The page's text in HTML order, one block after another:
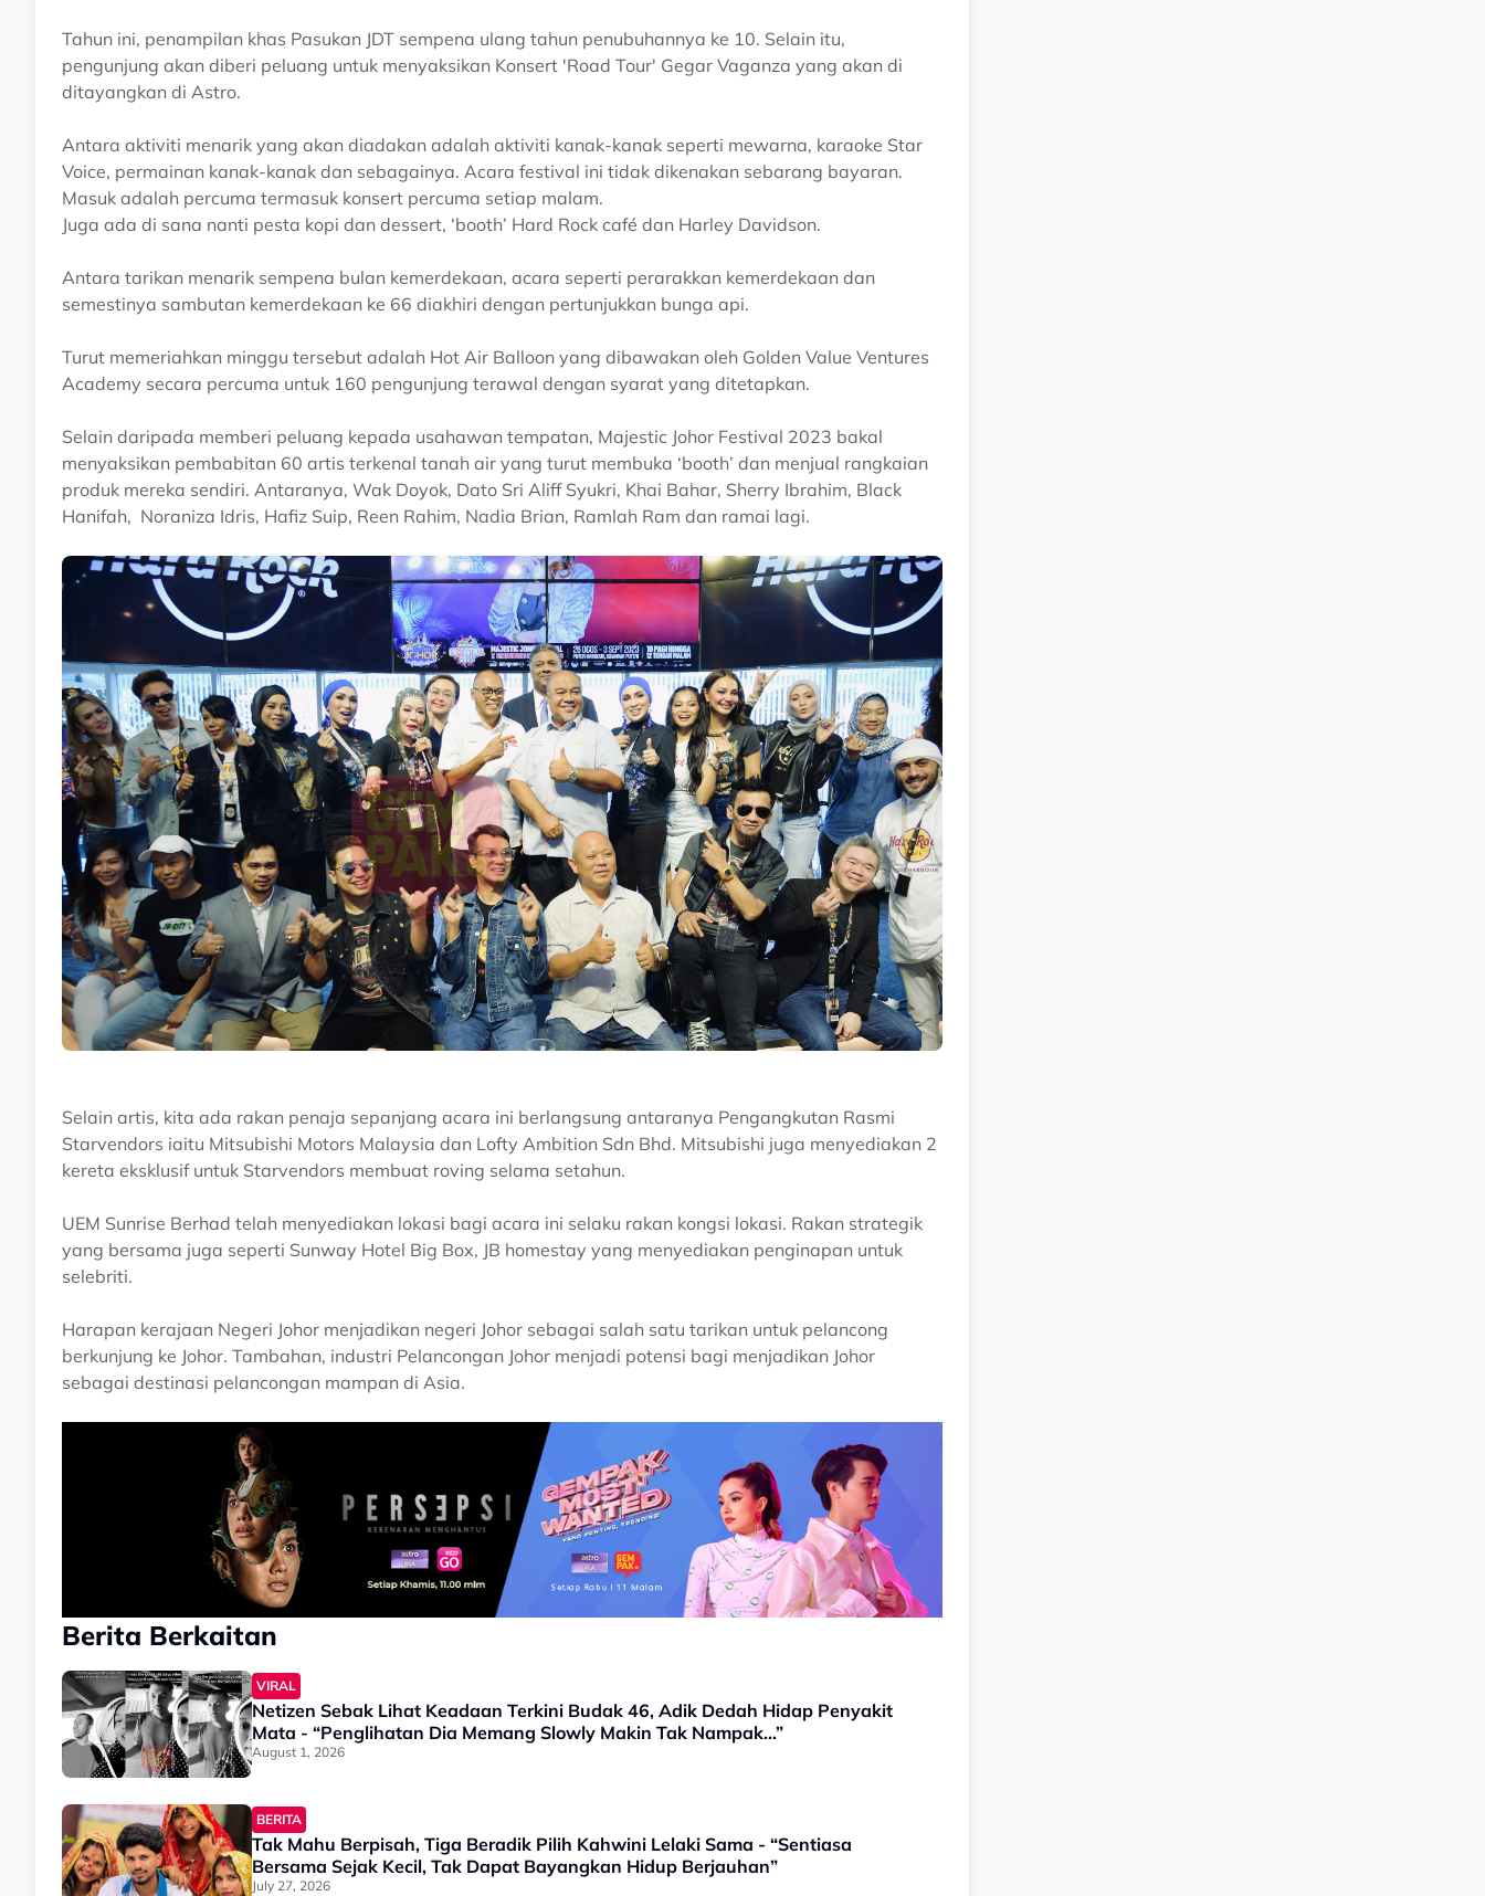
Tahun ini, penampilan khas Pasukan JDT sempena ulang tahun penubuhannya ke 10. Selain itu,
pengunjung akan diberi peluang untuk menyaksikan Konsert 'Road Tour' Gegar Vaganza yang akan di
ditayangkan di Astro.
Antara aktiviti menarik yang akan diadakan adalah aktiviti kanak-kanak seperti mewarna, karaoke Star
Voice, permainan kanak-kanak dan sebagainya. Acara festival ini tidak dikenakan sebarang bayaran.
Masuk adalah percuma termasuk konsert percuma setiap malam.
Juga ada di sana nanti pesta kopi dan dessert, ‘booth’ Hard Rock café dan Harley Davidson.
Antara tarikan menarik sempena bulan kemerdekaan, acara seperti perarakkan kemerdekaan dan
semestinya sambutan kemerdekaan ke 66 diakhiri dengan pertunjukkan bunga api.
Turut memeriahkan minggu tersebut adalah Hot Air Balloon yang dibawakan oleh Golden Value Ventures
Academy secara percuma untuk 160 pengunjung terawal dengan syarat yang ditetapkan.
Selain daripada memberi peluang kepada usahawan tempatan, Majestic Johor Festival 2023 bakal
menyaksikan pembabitan 60 artis terkenal tanah air yang turut membuka ‘booth’ dan menjual rangkaian
produk mereka sendiri. Antaranya, Wak Doyok, Dato Sri Aliff Syukri, Khai Bahar, Sherry Ibrahim, Black
Hanifah, Noraniza Idris, Hafiz Suip, Reen Rahim, Nadia Brian, Ramlah Ram dan ramai lagi.
Selain artis, kita ada rakan penaja sepanjang acara ini berlangsung antaranya Pengangkutan Rasmi
Starvendors iaitu Mitsubishi Motors Malaysia dan Lofty Ambition Sdn Bhd. Mitsubishi juga menyediakan 2
kereta eksklusif untuk Starvendors membuat roving selama setahun.
UEM Sunrise Berhad telah menyediakan lokasi bagi acara ini selaku rakan kongsi lokasi. Rakan strategik
yang bersama juga seperti Sunway Hotel Big Box, JB homestay yang menyediakan penginapan untuk
selebriti.
Harapan kerajaan Negeri Johor menjadikan negeri Johor sebagai salah satu tarikan untuk pelancong
berkunjung ke Johor. Tambahan, industri Pelancongan Johor menjadi potensi bagi menjadikan Johor
sebagai destinasi pelancongan mampan di Asia.
Berita Berkaitan
VIRAL
Netizen Sebak Lihat Keadaan Terkini Budak 46, Adik Dedah Hidap Penyakit
Mata - “Penglihatan Dia Memang Slowly Makin Tak Nampak…”
August 1, 2026
BERITA
Tak Mahu Berpisah, Tiga Beradik Pilih Kahwini Lelaki Sama - “Sentiasa
Bersama Sejak Kecil, Tak Dapat Bayangkan Hidup Berjauhan”
July 27, 2026